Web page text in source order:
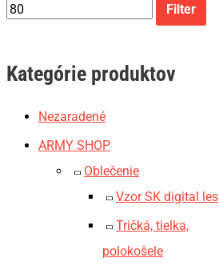
Filter
Kategórie produktov
Nezaradené
ARMY SHOP
Oblečenie
Vzor SK digital les
Tričká, tielka,
polokošele